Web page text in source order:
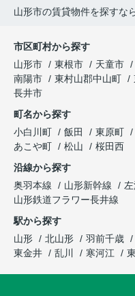
山形市の賃貸物件を探すな
市区町村から探す
山形市
東根市 天童市
南陽市
東村山郡中山町
長井市
町名から探す
小白川町
飯田 東原町
あこや町
松山
桜田西
沿線から探す
奥羽本線
山形新幹線
山形鉄道フラワー長井線
駅から探す
山形
北山形 羽前千歳
東金井
乱川 寒河江